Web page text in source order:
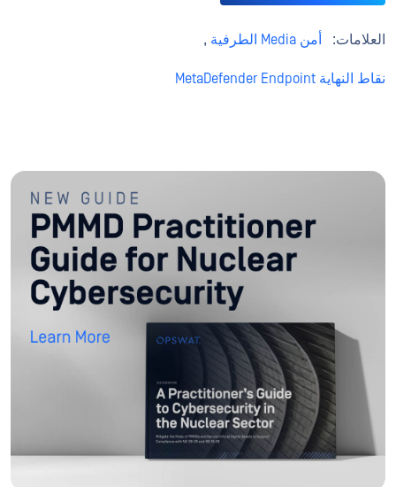
العلامات: أمن Media الطرفية ,
نقاط النهاية MetaDefender Endpoint